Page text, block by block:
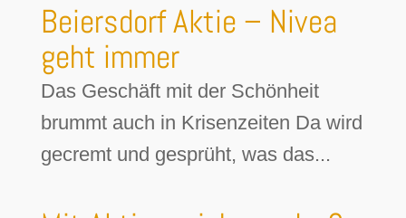
Beiersdorf Aktie – Nivea
geht immer
Das Geschäft mit der Schönheit
brummt auch in Krisenzeiten Da wird
gecremt und gesprüht, was das...